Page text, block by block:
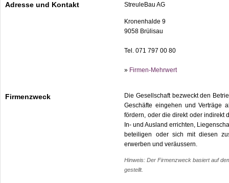
Adresse und Kontakt StreuleBau AG
Kronenhalde 9
9058 Brülisau
Tel. 071 797 00 80
» Firmen-Mehrwert
Firmenzweck
Die Gesellschaft bezweckt den
Geschäfte eingehen und Verträge
fördern, oder die direkt oder indirekt
In- und Ausland errichten,
beteiligen oder sich mit diesen
erwerben und veräussern.
Hinweis: Der Firmenzweck basiert auf
gestellt.